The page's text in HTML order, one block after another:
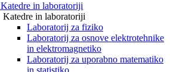
Katedre in laboratoriji
Katedre in laboratoriji
Laboratorij za fiziko
Laboratorij za osnove elektrotehnike
in elektromagnetiko
Laboratorij za uporabno matematiko
in statistiko